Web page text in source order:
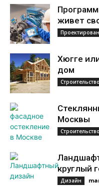
живет
Хюгге
дом
Строительство
Москвы
Строительство
круглый
Дизайн